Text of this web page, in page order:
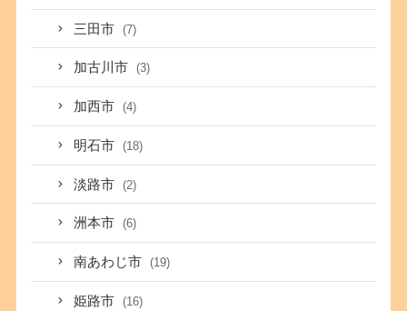
三田市 (7)
加古川市 (3)
加西市 (4)
明石市 (18)
淡路市 (2)
洲本市 (6)
南あわじ市 (19)
姫路市 (16)